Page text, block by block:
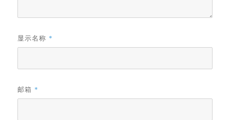
显示名称 *
邮箱 *